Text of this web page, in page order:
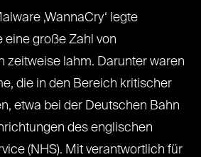
‚WannaCry‘ legte
eine große Zahl von
zeitweise lahm. Darunter waren
die in den Bereich kritischer
etwa bei der Deutschen Bahn
des englischen
(NHS). Mit verantwortlich für